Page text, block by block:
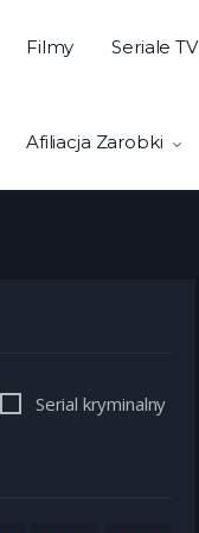
Filmy Seriale TV
Afiliacja Zarobki
Serial kryminalny